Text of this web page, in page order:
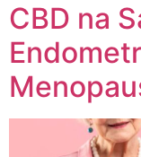
CBD na